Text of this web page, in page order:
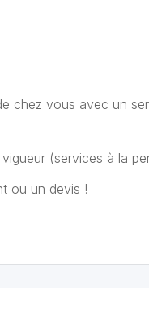
chez vous avec un
(services à la
ou un devis !